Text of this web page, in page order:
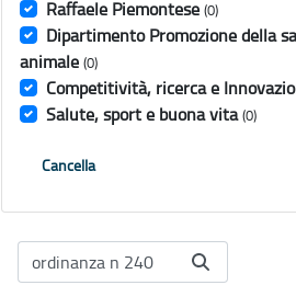
Raffaele Piemontese (0)
Dipartimento Promozione della
animale (0)
Competitività, ricerca e
Salute, sport e buona vita (0)
Cancella